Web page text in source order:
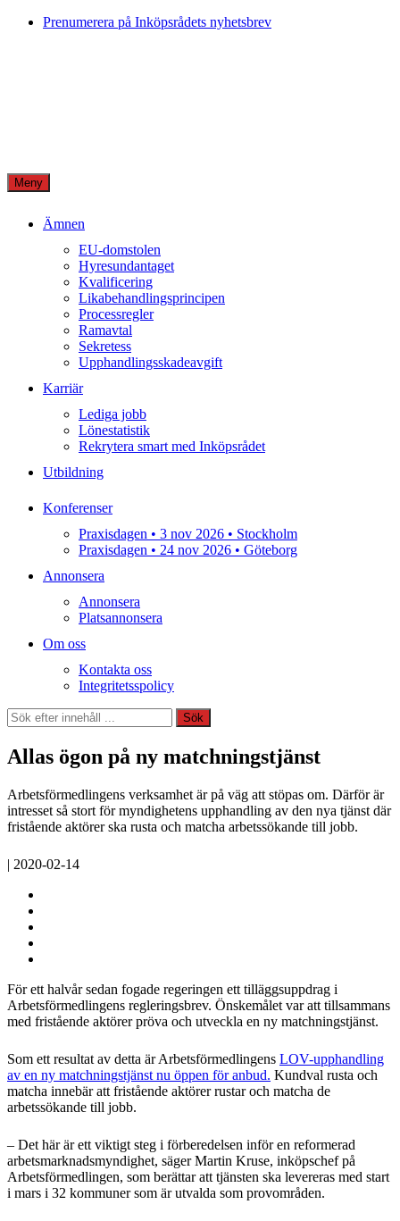
Skip
Prenumerera på Inköpsrådets nyhetsbrev
Meny
Ämnen
EU-domstolen
Hyresundantaget
Kvalificering
Likabehandlingsprincipen
Processregler
Ramavtal
Sekretess
Upphandlingsskadeavgift
Karriär
Lediga jobb
Lönestatistik
Rekrytera smart med Inköpsrådet
Utbildning
Konferenser
Praxisdagen • 3 nov 2026 • Stockholm
Praxisdagen • 24 nov 2026 • Göteborg
Annonsera
Annonsera
Platsannonsera
Om oss
Kontakta oss
Integritetsspolicy
Sök
Sök
Allas ögon på ny matchningstjänst
Arbetsförmedlingens verksamhet är på väg att stöpas om. Därför är
intresset så stort för myndighetens upphandling av den nya tjänst där
fristående aktörer ska rusta och matcha arbetssökande till jobb.
| 2020-02-14
För ett halvår sedan fogade regeringen ett tilläggsuppdrag i
Arbetsförmedlingens regleringsbrev. Önskemålet var att tillsammans
med fristående aktörer pröva och utveckla en ny matchningstjänst.
Som ett resultat av detta är Arbetsförmedlingens LOV-upphandling
av en ny matchningstjänst nu öppen för anbud. Kundval rusta och
matcha innebär att fristående aktörer rustar och matcha de
arbetssökande till jobb.
– Det här är ett viktigt steg i förberedelsen inför en reformerad
arbetsmarknadsmyndighet, säger Martin Kruse, inköpschef på
Arbetsförmedlingen, som berättar att tjänsten ska levereras med start
i mars i 32 kommuner som är utvalda som provområden.